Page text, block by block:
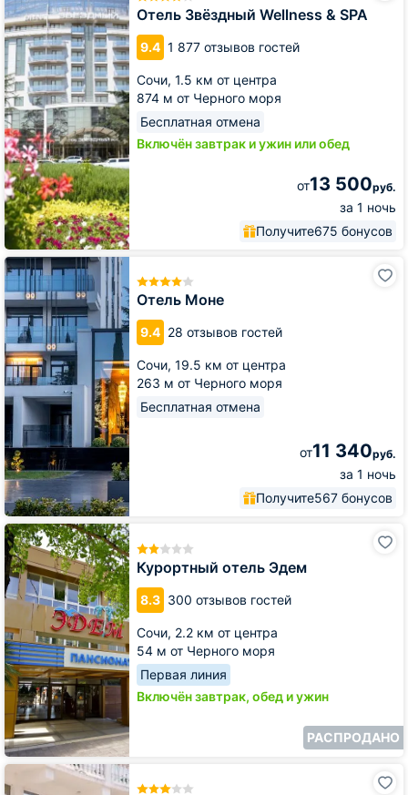
Отель Звёздный Wellness & SPA
9.4 1 877 отзывов гостей
Сочи, 1.5 км от центра
874 м от Черного моря
Бесплатная отмена
Включён завтрак и ужин или обед
от13 500руб.
за 1 ночь
Получите675 бонусов
Wellness
&
SPA
Отель Моне
9.4 28 отзывов гостей
Сочи, 19.5 км от центра
263 м от Черного моря
Бесплатная отмена
от11 340руб.
за 1 ночь
Получите567 бонусов
Отель
Моне
Курортный отель Эдем
8.3 300 отзывов гостей
Сочи, 2.2 км от центра
54 м от Черного моря
Первая линия
Включён завтрак, обед и ужин
РАСПРОДАНО
Курортный
отель
Эдем
Отель
Гарден